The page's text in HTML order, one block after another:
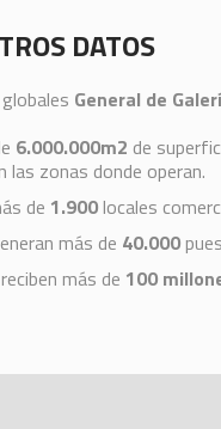
DATOS
General de
6.000.000m2 de
las zonas donde operan.
de 1.900locales
más de 40.000
más de 100